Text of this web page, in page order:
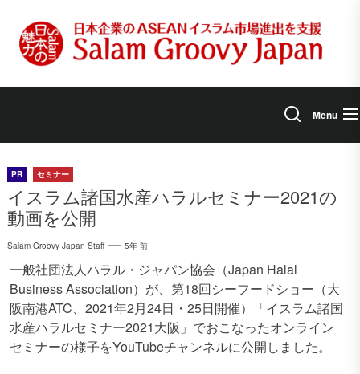
content
Menu
PR セミナー
イスラム諸国水産ハラルセミナー2021の
動画を公開
Salam Groovy Japan Staff 5年 前
一般社団法人ハラル・ジャパン協会（Japan Halal
Business Association）が、第18回シーフードショー（大
阪南港ATC、2021年2月24日・25日開催）「イスラム諸国
水産ハラルセミナー2021大阪」でおこなったオンライン
セミナーの様子をYouTubeチャンネルに公開しました。